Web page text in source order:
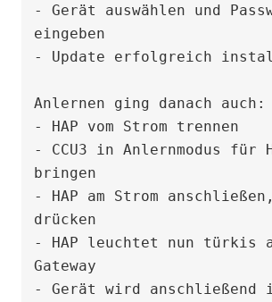
- Gerät auswählen und
eingeben
- Update erfolgreich
Anlernen ging danach auch:
- HAP vom Strom trennen
- CCU3 in Anlernmodus für
bringen
- HAP am Strom
drücken
- HAP leuchtet nun türkis
Gateway
- Gerät wird anschließend